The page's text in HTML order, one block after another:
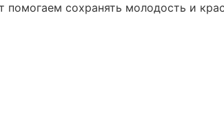
помогаем сохранять молодость и